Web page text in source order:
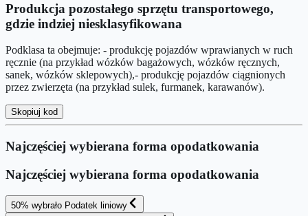
Produkcja pozostałego sprzętu transportowego,
gdzie indziej niesklasyfikowana
Podklasa ta obejmuje: - produkcję pojazdów wprawianych w ruch
ręcznie (na przykład wózków bagażowych, wózków ręcznych,
sanek, wózków sklepowych),- produkcję pojazdów ciągnionych
przez zwierzęta (na przykład sulek, furmanek, karawanów).
Skopiuj kod
Najczęściej wybierana forma opodatkowania
Najczęściej wybierana forma opodatkowania
50% wybrało Podatek liniowy